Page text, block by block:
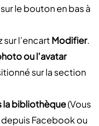
sur le bouton en bas à
l’encart Modifier.
ou l’avatar
sur la section
la bibliothèque(Vous
Facebook ou